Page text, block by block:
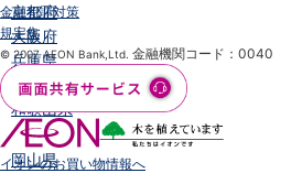
京都府
大阪府
兵庫県
奈良県
和歌山県
中国／四国
岡山県
金融犯罪対策
規定集
© 2007 AEON Bank,Ltd. 金融機関コード：0040
イオンのお買い物情報へ